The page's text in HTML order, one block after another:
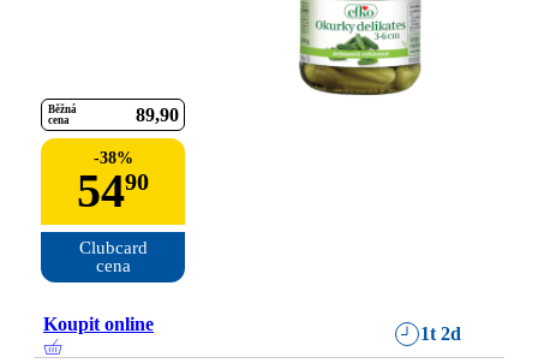
Běžná
cena
89 90
-38%
5490
Clubcard
cena
Koupit online 1t 2d